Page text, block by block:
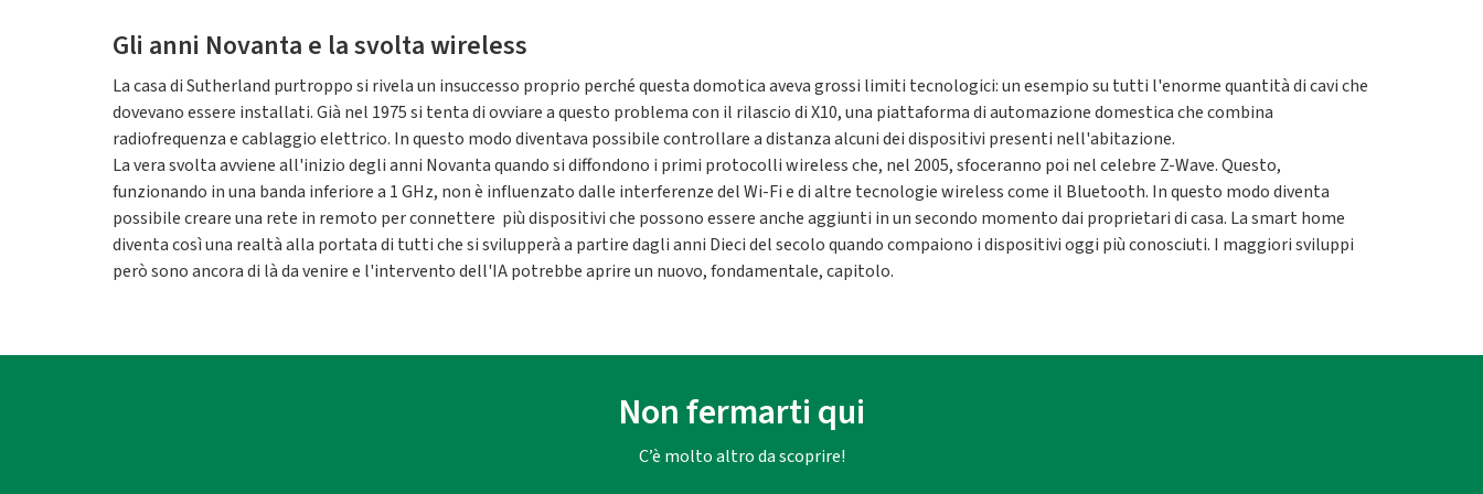
Gli anni Novanta e la svolta wireless
La casa di Sutherland purtroppo si rivela un insuccesso proprio perché questa domotica aveva grossi limiti tecnologici: un esempio su tutti l'enorme quantità di cavi che
dovevano essere installati. Già nel 1975 si tenta di ovviare a questo problema con il rilascio di X10, una piattaforma di automazione domestica che combina
radiofrequenza e cablaggio elettrico. In questo modo diventava possibile controllare a distanza alcuni dei dispositivi presenti nell'abitazione.
La vera svolta avviene all'inizio degli anni Novanta quando si diffondono i primi protocolli wireless che, nel 2005, sfoceranno poi nel celebre Z-Wave. Questo,
funzionando in una banda inferiore a 1 GHz, non è influenzato dalle interferenze del Wi-Fi e di altre tecnologie wireless come il Bluetooth. In questo modo diventa
possibile creare una rete in remoto per connettere più dispositivi che possono essere anche aggiunti in un secondo momento dai proprietari di casa. La smart home
diventa così una realtà alla portata di tutti che si svilupperà a partire dagli anni Dieci del secolo quando compaiono i dispositivi oggi più conosciuti. I maggiori sviluppi
però sono ancora di là da venire e l'intervento dell'IA potrebbe aprire un nuovo, fondamentale, capitolo.
Non fermarti qui
C’è molto altro da scoprire!